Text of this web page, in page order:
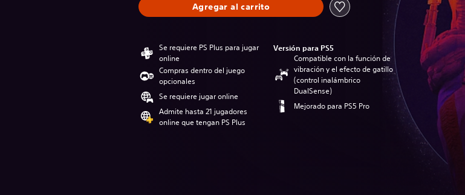
Agregar al carrito
Se requiere PS Plus para jugar
online
Compras dentro del juego
opcionales
Se requiere jugar online
Admite hasta 21 jugadores
online que tengan PS Plus
Versión para PS5
Compatible con la función de
vibración y el efecto de gatillo
(control inalámbrico
DualSense)
Mejorado para PS5 Pro